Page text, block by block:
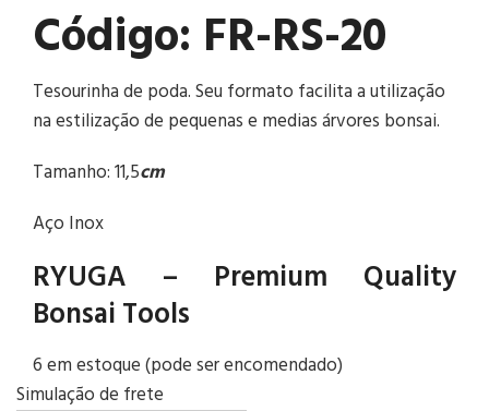
Código: FR-RS-20
Tesourinha de poda. Seu formato facilita a utilização
na estilização de pequenas e medias árvores bonsai.
Tamanho: 11,5cm
Aço Inox
RYUGA – Premium Quality
Bonsai Tools
6 em estoque (pode ser encomendado)
Simulação de frete